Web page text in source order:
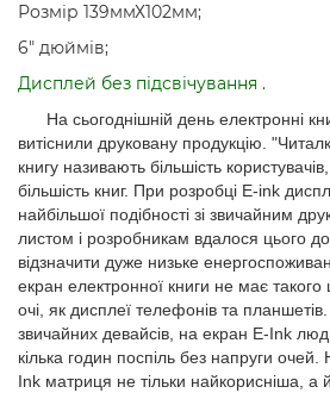
Розмір 139ммХ102мм;
6" дюймів;
Дисплей без підсвічування .
На сьогоднішній день електронні
витіснили друковану продукцію.
книгу називають більшість
більшість книг. При розробці E-ink
найбільшої подібності зі звичайним
листом і розробникам вдалося цього
відзначити дуже низьке
екран електронної книги не має такого
очі, як дисплеї телефонів та планшетів.
звичайних девайсів, на екран E-Ink
кілька годин поспіль без напруги
Ink матриця не тільки найкорисніша, а